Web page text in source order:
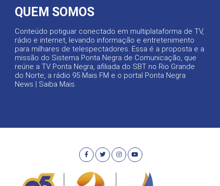
QUEM SOMOS
Conteúdo potiguar conectado em multiplataforma de TV,
rádio e internet, levando informação e entretenimento
para milhares de telespectadores. Essa é a proposta e a
missão do Sistema Ponta Negra de Comunicação, que
reúne a TV Ponta Negra, afiliada do SBT no Rio Grande
do Norte, a rádio 95 Mais FM e o portal Ponta Negra
News | Saiba Mais.